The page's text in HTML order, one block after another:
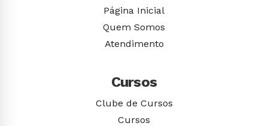
Página Inicial
Quem Somos
Atendimento
Cursos
Clube de Cursos
Cursos